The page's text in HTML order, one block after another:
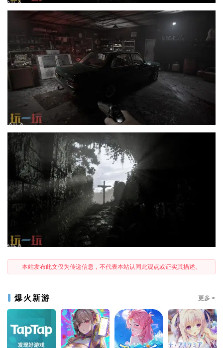
本站发布此文仅为传递信息，不代表本站认同此观点或证实其描述。
爆火新游 更多 >